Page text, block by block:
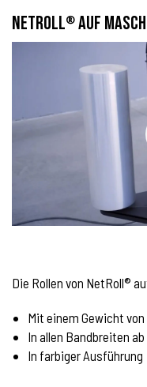
NETROLL® AUF
Die Rollen von NetRoll®
Mit einem Gewicht
In allen Bandbreiten
In farbiger Ausführung